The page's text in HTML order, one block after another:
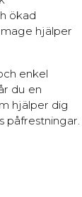
ökad
hjälper
enkel
du en
hjälper dig
påfrestningar.